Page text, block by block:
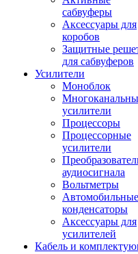
сабвуферы
Аксессуары для
коробов
Защитные
для сабвуферов
Усилители
Моноблок
усилители
Процессоры
Процессорные
усилители
аудиосигнала
Вольтметры
Автомобильные
конденсаторы
Аксессуары для
усилителей
Кабель и